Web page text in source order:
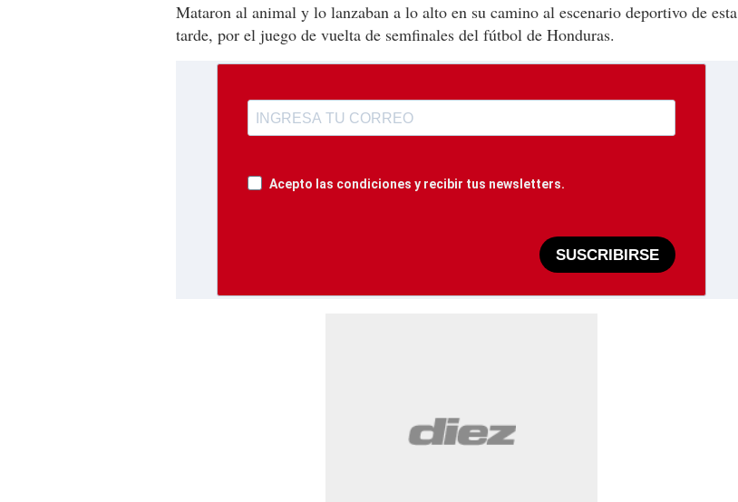
Mataron al animal y lo lanzaban a lo alto en su camino al escenario deportivo de esta
tarde, por el juego de vuelta de semfinales del fútbol de Honduras.
Acepto las condiciones y recibir tus newsletters.
SUSCRIBIRSE